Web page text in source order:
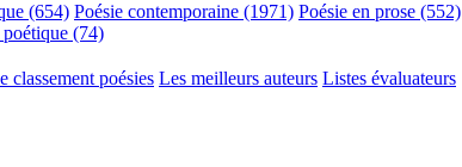
(654) Poésie contemporaine (1971) Poésie en prose (552)
(74)
classement poésies Les meilleurs auteurs Listes évaluateurs